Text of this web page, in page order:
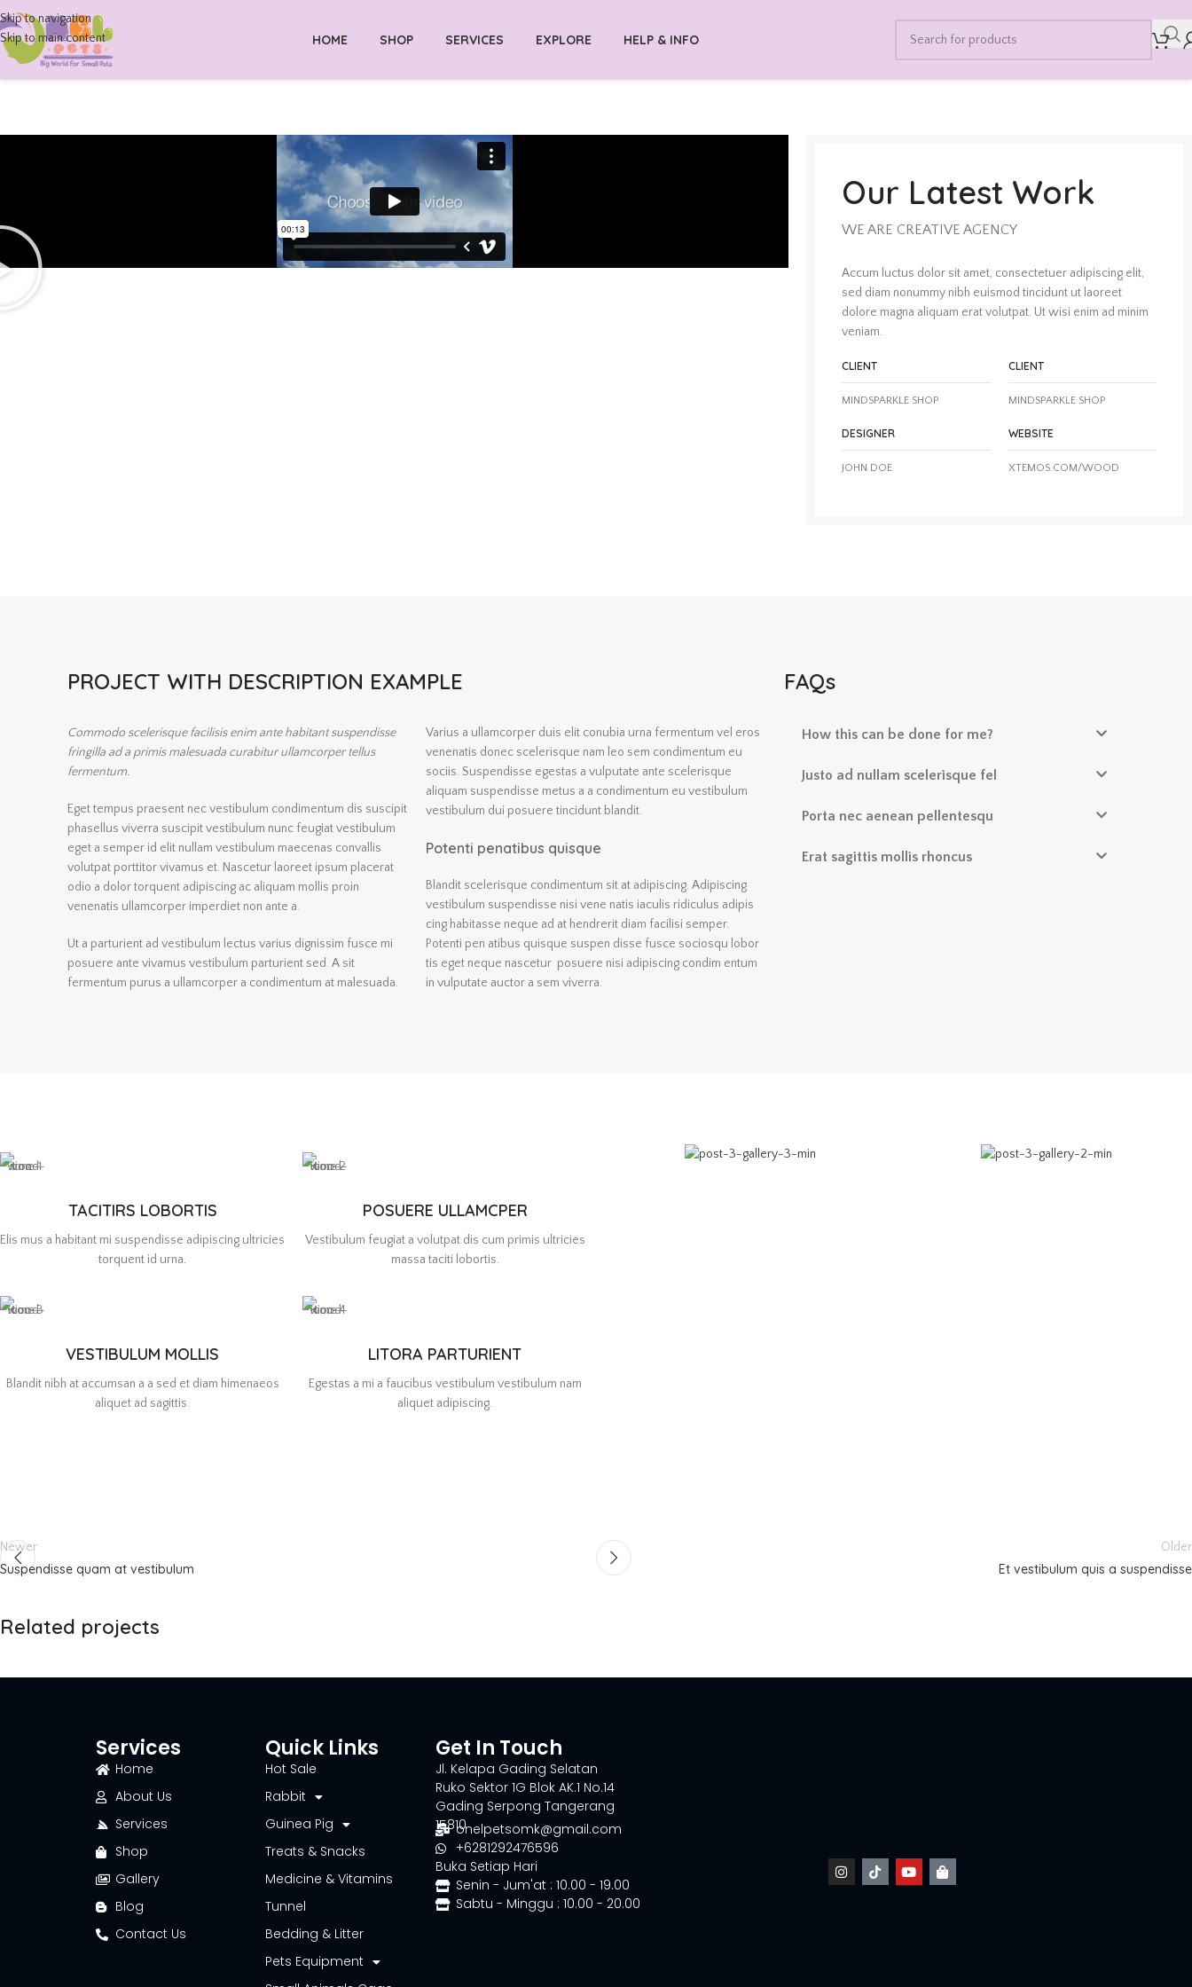
Skip to navigation
Skip to main content
HOME SHOP SERVICES EXPLORE HELP & INFO
Our Latest Work
WE ARE CREATIVE AGENCY
Accum luctus dolor sit amet, consectetuer adipiscing elit,
sed diam nonummy nibh euismod tincidunt ut laoreet
dolore magna aliquam erat volutpat. Ut wisi enim ad minim
veniam.
CLIENT
MINDSPARKLE SHOP
CLIENT
MINDSPARKLE SHOP
DESIGNER
JOHN DOE
WEBSITE
XTEMOS.COM/WOOD
PROJECT WITH DESCRIPTION EXAMPLE
Commodo scelerisque facilisis enim ante habitant suspendisse
fringilla ad a primis malesuada curabitur ullamcorper tellus
fermentum.
Eget tempus praesent nec vestibulum condimentum dis suscipit
phasellus viverra suscipit vestibulum nunc feugiat vestibulum
eget a semper id elit nullam vestibulum maecenas convallis
volutpat porttitor vivamus et. Nascetur laoreet ipsum placerat
odio a dolor torquent adipiscing ac aliquam mollis proin
venenatis ullamcorper imperdiet non ante a.
Ut a parturient ad vestibulum lectus varius dignissim fusce mi
posuere ante vivamus vestibulum parturient sed. A sit
fermentum purus a ullamcorper a condimentum at malesuada.
Varius a ullamcorper duis elit conubia urna fermentum vel eros
venenatis donec scelerisque nam leo sem condimentum eu
sociis. Suspendisse egestas a vulputate ante scelerisque
aliquam suspendisse metus a a condimentum eu vestibulum
vestibulum dui posuere tincidunt blandit.
Potenti penatibus quisque
Blandit scelerisque condimentum sit at adipiscing. Adipiscing
vestibulum suspendisse nisi vene natis iaculis ridiculus adipis
cing habitasse neque ad at hendrerit diam facilisi semper.
Potenti pen atibus quisque suspen disse fusce sociosqu lobor
tis eget neque nascetur posuere nisi adipiscing condim entum
in vulputate auctor a sem viverra.
FAQs
How this can be done for me?
Justo ad nullam scelerisque fel
Porta nec aenean pellentesqu
Erat sagittis mollis rhoncus
TACITIRS LOBORTIS
Elis mus a habitant mi suspendisse adipiscing ultricies
torquent id urna.
VESTIBULUM MOLLIS
Blandit nibh at accumsan a a sed et diam himenaeos
aliquet ad sagittis.
POSUERE ULLAMCPER
Vestibulum feugiat a volutpat dis cum primis ultricies
massa taciti lobortis.
LITORA PARTURIENT
Egestas a mi a faucibus vestibulum vestibulum nam
aliquet adipiscing.
Newer
Suspendisse quam at vestibulum
Older
Et vestibulum quis a suspendisse
Related projects
Services
Home
About Us
Services
Shop
Gallery
Blog
Contact Us
Quick Links
Hot Sale
Rabbit
Guinea Pig
Treats & Snacks
Medicine & Vitamins
Tunnel
Bedding & Litter
Pets Equipment
Get In Touch
Jl. Kelapa Gading Selatan
Ruko Sektor 1G Blok AK.1 No.14
Gading Serpong Tangerang
15810onelpetsomk@gmail.com
+6281292476596
Buka Setiap Hari
Senin - Jum'at : 10.00 - 19.00
Sabtu - Minggu : 10.00 - 20.00